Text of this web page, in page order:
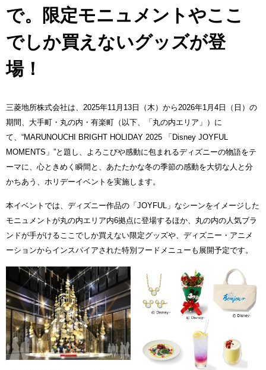
で。限定モニュメントやここ
でしか買えないグッズが登
場！
三菱地所株式会社は、2025年11月13日（木）から2026年1月4日（日）の
期間、大手町・丸の内・有楽町（以下、「丸の内エリア」）に
て、“MARUNOUCHI BRIGHT HOLIDAY 2025 「Disney JOYFUL
MOMENTS」”と題し、よろこびや感動に包まれるディズニーの物語をテ
ーマに、心ときめく瞬間と、あたたかな冬の季節の感動を大切な人と分
かちあう、ホリデーイベントを実施します。
本イベントでは、ディズニー作品の「JOYFUL」なシーンをイメージした
モニュメントが丸の内エリア内6拠点に登場するほか、丸の内の人気ブラ
ンドが手がけるここでしか買えない限定グッズや、ディズニー・アニメ
ーションからインスパイアされた特別フードメニューも展開予定です。